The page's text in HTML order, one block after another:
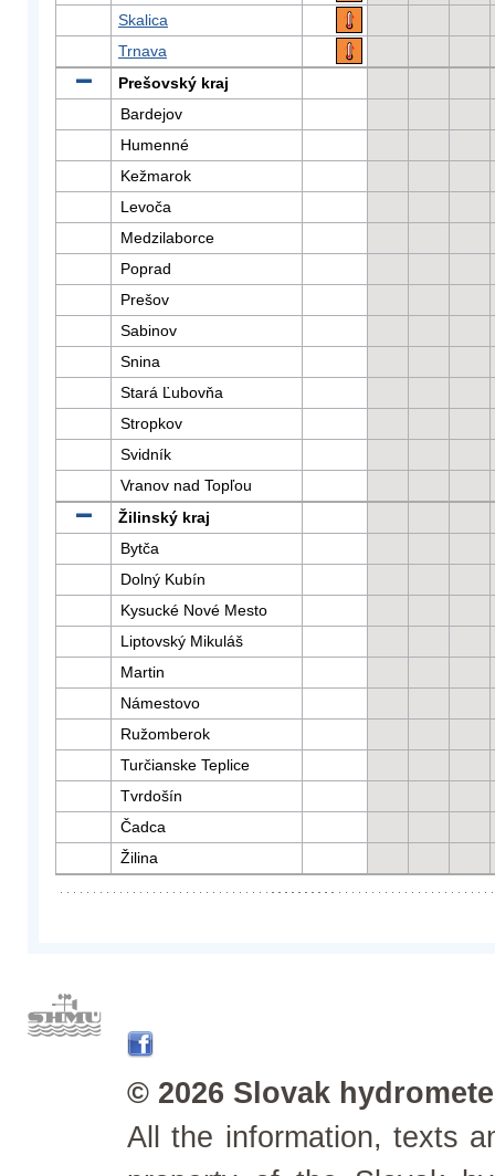
Skalica
Trnava
Prešovský kraj
Bardejov
Humenné
Kežmarok
Levoča
Medzilaborce
Poprad
Prešov
Sabinov
Snina
Stará Ľubovňa
Stropkov
Svidník
Vranov nad Topľou
Žilinský kraj
Bytča
Dolný Kubín
Kysucké Nové Mesto
Liptovský Mikuláš
Martin
Námestovo
Ružomberok
Turčianske Teplice
Tvrdošín
Čadca
Žilina
© 2026 Slovak
All the information, texts